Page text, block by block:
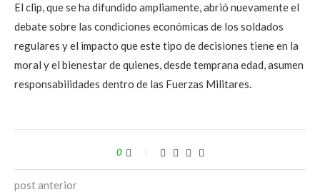
El clip, que se ha difundido ampliamente, abrió nuevamente el
debate sobre las condiciones económicas de los soldados
regulares y el impacto que este tipo de decisiones tiene en la
moral y el bienestar de quienes, desde temprana edad, asumen
responsabilidades dentro de las Fuerzas Militares.
0
post anterior